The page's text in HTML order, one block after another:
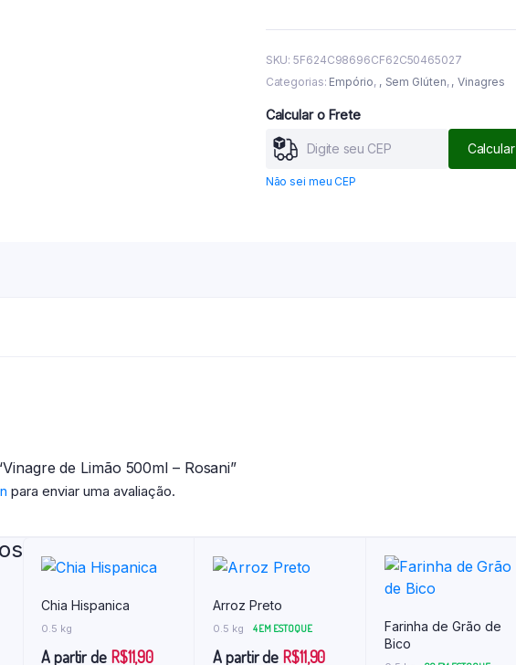
SKU:5F624C98696CF62C50465027
Categorias: Empório, Sem Glúten, Vinagres
Calcular o Frete
Calcular
Não sei meu CEP
de Limão 500ml – Rosani”
para enviar uma avaliação.
Chia Hispanica
0.5 kg
A partir de R$11,90
Arroz Preto
0.5 kg 4 EM ESTOQUE
A partir de R$11,90
Farinha de Grão de
Bico